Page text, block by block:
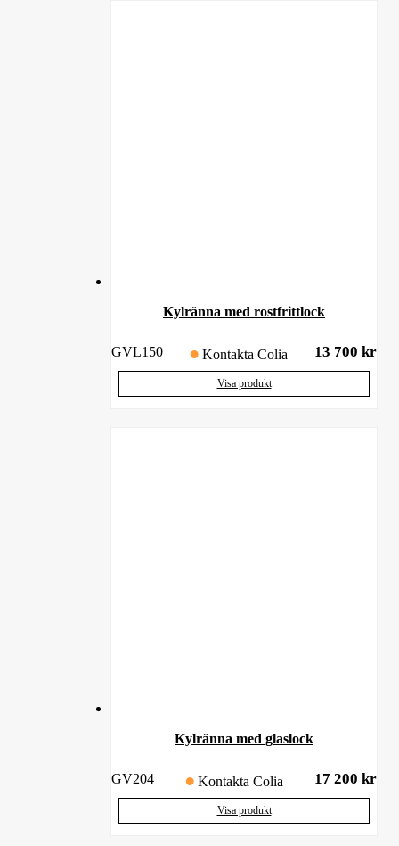
Kylränna med rostfrittlock
GVL150 Kontakta Colia 13 700 kr
Visa produkt
Kylränna med glaslock
GV204 Kontakta Colia 17 200 kr
Visa produkt